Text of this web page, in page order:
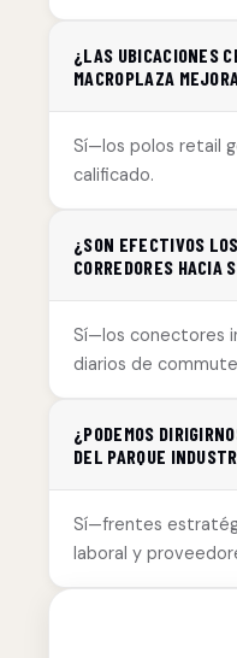
¿LAS UBICACIONES
MACROPLAZA
Sí—los polos retail
calificado.
¿SON EFECTIVOS
CORREDORES HACIA
Sí—los conectores
diarios de
¿PODEMOS
DEL PARQUE
Sí—frentes
laboral y